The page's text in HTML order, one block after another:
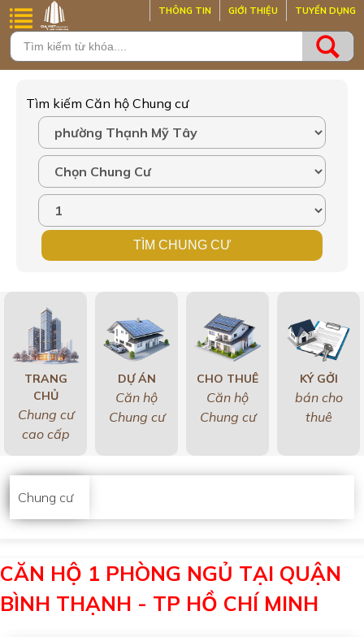
THÔNG TIN GIỚI THIỆU TUYỂN DỤNG
Tìm kiếm Căn hộ Chung cư
TRANG
CHỦ
Chung cư
cao cấp
DỰ ÁN
Căn hộ
Chung cư
CHO THUÊ
Căn hộ
Chung cư
KÝ GỞI
bán cho
thuê
Chung cư
CĂN HỘ 1 PHÒNG NGỦ TẠI QUẬN
BÌNH THẠNH - TP HỒ CHÍ MINH